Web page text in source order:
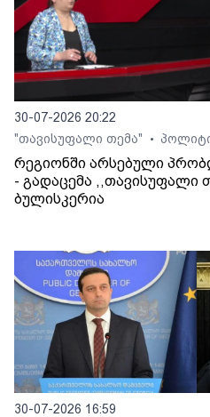
30-07-2026 20:22
"თავისუფალი თემა"
•
რეგიონში არსებული
- გადაცემა ,,თავისუფალი
ბულისკერია
30-07-2026 16:59